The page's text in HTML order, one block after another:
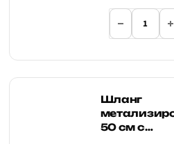
В
Шланг
50 см с